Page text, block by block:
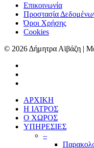
Επικοινωνία
Προστασία
Όροι Χρήσης
Cookies
© 2026 Δήμητρα Αϊβάζη |
ΑΡΧΙΚΗ
Η ΙΑΤΡΟΣ
Ο ΧΩΡΟΣ
ΥΠΗΡΕΣΙΕΣ
–